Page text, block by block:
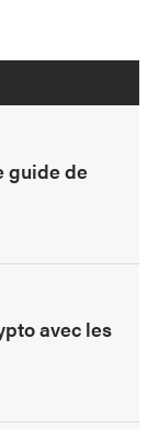
guide de
avec les